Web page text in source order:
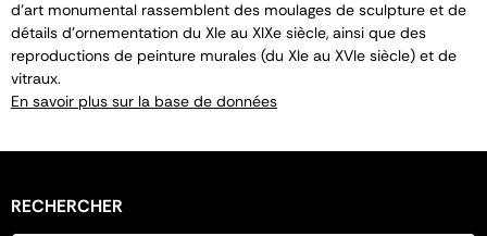
d’art monumental rassemblent des moulages de sculpture et de
détails d’ornementation du XIe au XIXe siècle, ainsi que des
reproductions de peinture murales (du XIe au XVIe siècle) et de
vitraux.
En savoir plus sur la base de données
RECHERCHER